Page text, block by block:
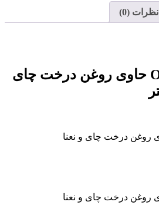
نظرات (0)
نرم کننده مو OGX حاوی روغن درخت چای